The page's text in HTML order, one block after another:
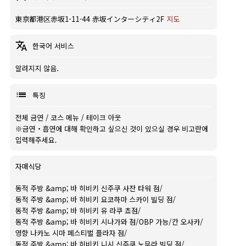
東京都港区赤坂1-11-44 赤坂インターシティ2F 지도
한국어 서비스
알려지지 않음.
특징
전체 금연 / 코스 메뉴 / 테이크 아웃
※금연・흡연에 대해 확인하고 싶으신 것이 있으실 경우 비고란에
입력해주세요.
자매식당
동적 주방 &amp; 바 히비키 신주쿠 사잔 타워 점/
동적 주방 &amp; 바 히비키 요코하마 스카이 빌딩 점/
동적 주방 &amp; 바 히비키 유 라쿠 쵸점/
동적 주방 &amp; 바 히비키 시나가와 점/OBP 가능/칸 오사카/
영향 나카노 시마 페스티벌 플라자 점/
동적 주방 &amp; 바 히비키 니시 신주쿠 노무라 빌딩 점/